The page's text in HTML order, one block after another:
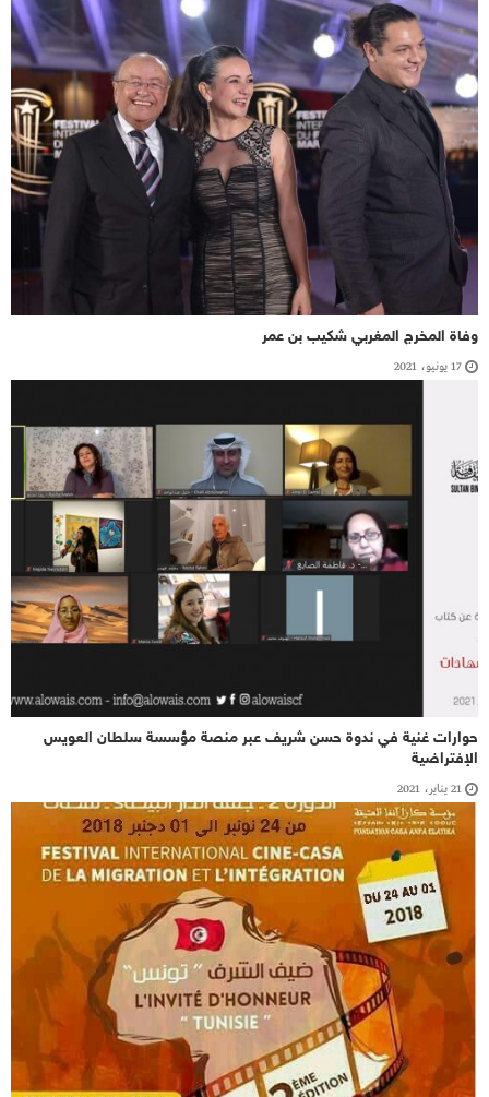
وفاة المخرج المغربي شكيب بن عمر
17 يونيو، 2021
حوارات غنية في ندوة حسن شريف عبر منصة مؤسسة سلطان العويس
الإفتراضية
21 يناير، 2021